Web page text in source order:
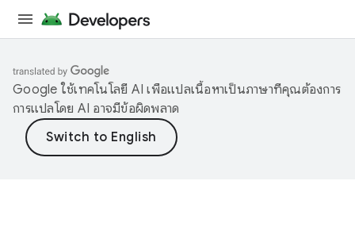
Google ใช้เทคโนโลยี AI เพื่อแปลเนื้อหาเป็นภาษาที่คุณต้องการ
การแปลโดย AI อาจมีข้อผิดพลาด